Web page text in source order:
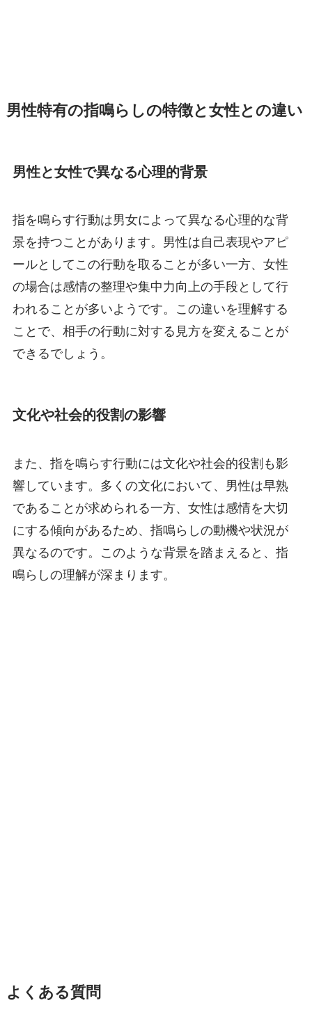
男性特有の指鳴らしの特徴と女性との違い
男性と女性で異なる心理的背景
指を鳴らす行動は男女によって異なる心理的な背
景を持つことがあります。男性は自己表現やアピ
ールとしてこの行動を取ることが多い一方、女性
の場合は感情の整理や集中力向上の手段として行
われることが多いようです。この違いを理解する
ことで、相手の行動に対する見方を変えることが
できるでしょう。
文化や社会的役割の影響
また、指を鳴らす行動には文化や社会的役割も影
響しています。多くの文化において、男性は早熟
であることが求められる一方、女性は感情を大切
にする傾向があるため、指鳴らしの動機や状況が
異なるのです。このような背景を踏まえると、指
鳴らしの理解が深まります。
よくある質問